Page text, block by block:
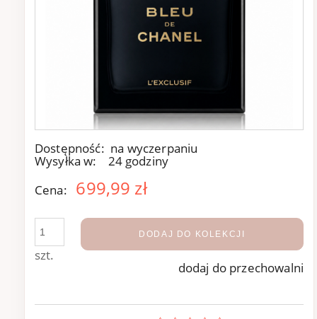
Dostępność: na wyczerpaniu
Wysyłka w:
24 godziny
Cena:
699,99 zł
szt.
DODAJ DO KOLEKCJI
dodaj do przechowalni